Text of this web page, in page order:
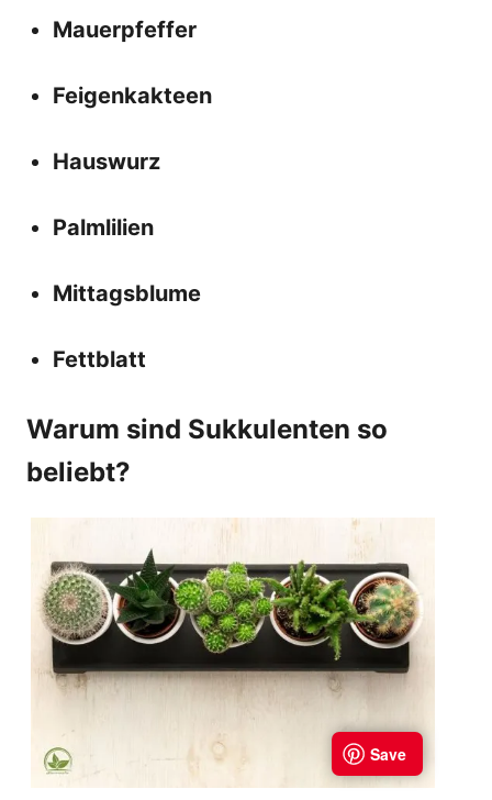
Mauerpfeffer
Feigenkakteen
Hauswurz
Palmlilien
Mittagsblume
Fettblatt
Warum sind Sukkulenten so
beliebt?